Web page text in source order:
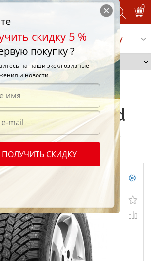
0
Заказать услугу
Nord*Frost 200 185/55 R15 86T
шины Gislaved
200 185/55
скидку 5 %
покупку ?
на наши эксклюзивные
и новости
ПОЛУЧИТЬ СКИДКУ